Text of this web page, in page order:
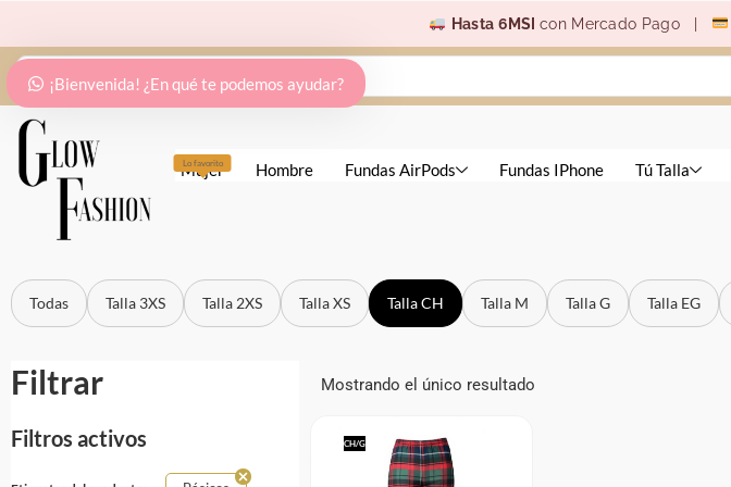
al
contenido
Hasta 6MSIcon Mercado Pago |
Search
Lo favorito
Mujer Hombre Fundas AirPods Fundas IPhone Tú Talla
Todas Talla 3XS Talla 2XS Talla XS Talla CH Talla M Talla G Talla EG
Filtrar
Filtros activos
Mostrando el único resultado
CH/G
¡Bienvenida! ¿En qué te podemos ayudar?